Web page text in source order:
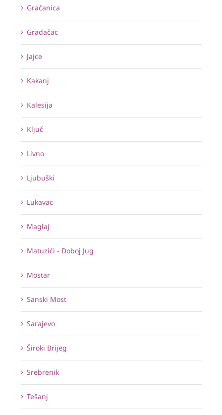
Gračanica
Gradačac
Jajce
Kakanj
Kalesija
Ključ
Livno
Ljubuški
Lukavac
Maglaj
Matuzići - Doboj Jug
Mostar
Sanski Most
Sarajevo
Široki Brijeg
Srebrenik
Tešanj